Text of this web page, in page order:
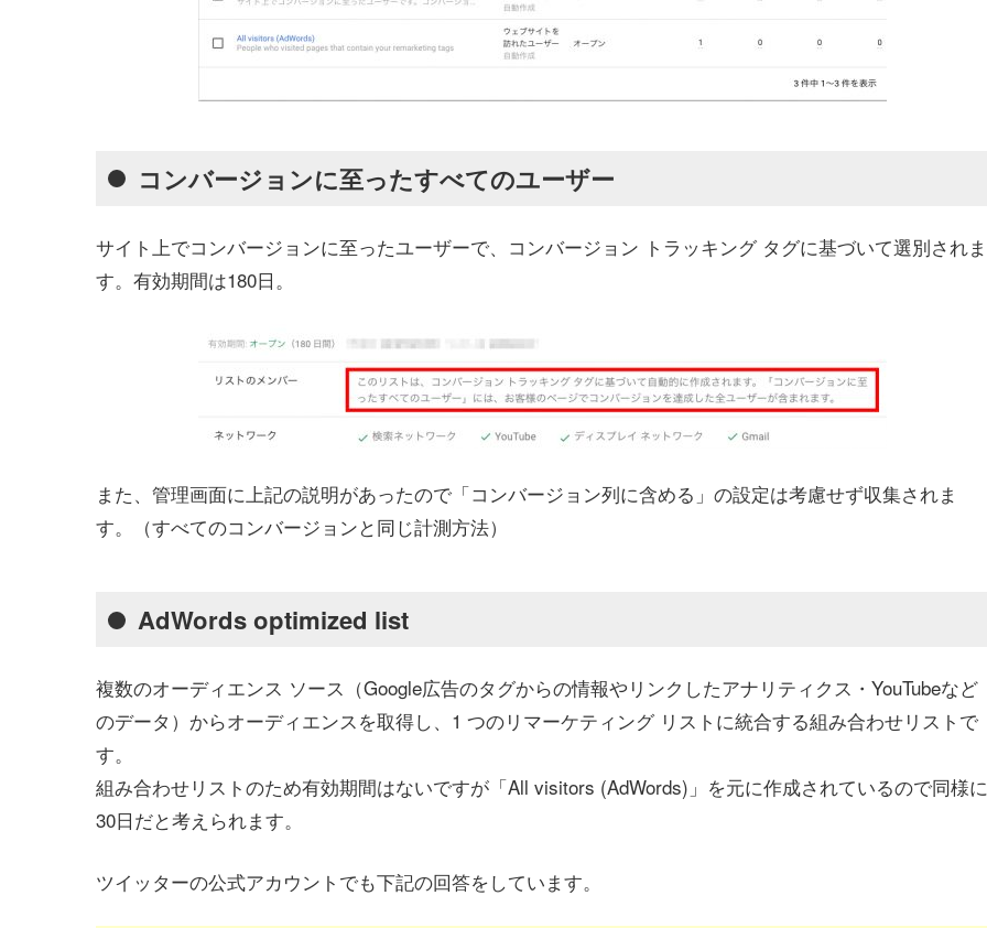
コンバージョンに至ったすべてのユーザー
サイト上でコンバージョンに至ったユーザーで、コンバージョン トラッキング タグに基づいて選別されま
す。有効期間は180日。
また、管理画面に上記の説明があったので「コンバージョン列に含める」の設定は考慮せず収集されま
す。（すべてのコンバージョンと同じ計測方法）
AdWords optimized list
複数のオーディエンス ソース（Google広告のタグからの情報やリンクしたアナリティクス・YouTubeなど
のデータ）からオーディエンスを取得し、1 つのリマーケティング リストに統合する組み合わせリストで
す。
組み合わせリストのため有効期間はないですが「All visitors (AdWords)」を元に作成されているので同様に
30日だと考えられます。
ツイッターの公式アカウントでも下記の回答をしています。